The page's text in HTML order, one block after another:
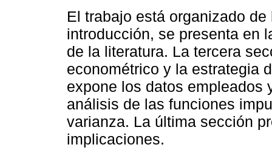
El trabajo está organizado
introducción, se presenta en
de la literatura. La tercera
econométrico y la estrategia
expone los datos empleados
análisis de las funciones
varianza. La última sección
implicaciones.